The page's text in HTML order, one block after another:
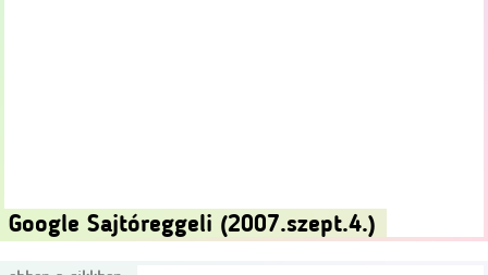
Google Sajtóreggeli (2007.szept.4.)